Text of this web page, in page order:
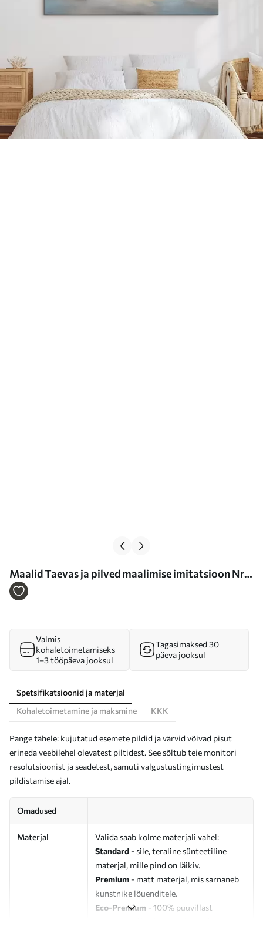
Maalid Taevas ja pilved maalimise imitatsioon Nr
s46760
Valmis
kohaletoimetamiseks
1–3 tööpäeva jooksul
Tagasimaksed 30
päeva jooksul
Spetsifikatsioonid ja materjal
Kohaletoimetamine ja maksmine
KKK
Pange tähele: kujutatud esemete pildid ja värvid võivad pisut
erineda veebilehel olevatest piltidest. See sõltub teie monitori
resolutsioonist ja seadetest, samuti valgustustingimustest
pildistamise ajal.
Omadused
Materjal
Valida saab kolme materjali vahel:
Standard - sile, teraline sünteetiline
materjal, mille pind on läikiv.
Premium - matt materjal, mis sarnaneb
kunstnike lõuenditele.
Eco-Premium - 100% puuvillast